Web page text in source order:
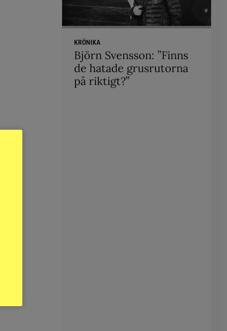
KRÖNIKA
Björn Svensson: ”Finns
de hatade grusrutorna
på riktigt?”